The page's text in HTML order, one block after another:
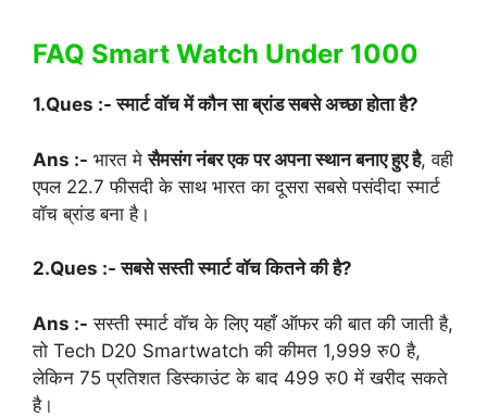
FAQ Smart Watch Under 1000
1.Ques :- स्मार्ट वॉच में कौन सा ब्रांड सबसे अच्छा होता है?
Ans :- भारत मेसैमसंग नंबर एक पर अपना स्थान बनाए हुए है, वही
एपल 22.7 फीसदी के साथ भारत का दूसरा सबसे पसंदीदा स्मार्ट
वॉच ब्रांड बना है।
2.Ques :- सबसे सस्ती स्मार्ट वॉच कितने की है?
Ans :- सस्ती स्मार्ट वॉच के लिए यहाँ ऑफर की बात की जाती है,
तो Tech D20 Smartwatch की कीमत 1,999 रु0 है,
लेकिन 75 प्रतिशत डिस्काउंट के बाद 499 रु0 में खरीद सकते
है।